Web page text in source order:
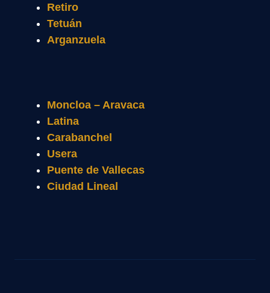
Retiro
Tetuán
Arganzuela
Moncloa – Aravaca
Latina
Carabanchel
Usera
Puente de Vallecas
Ciudad Lineal